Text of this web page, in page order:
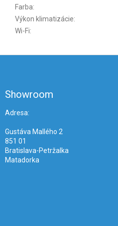
Farba:
Výkon klimatizácie:
Wi-Fi:
Showroom
Adresa:
Gustáva Mallého 2
851 01
Bratislava-Petržalka
Matadorka